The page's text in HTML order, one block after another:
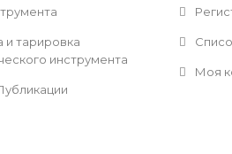
и тарировка
инструмента
Моя